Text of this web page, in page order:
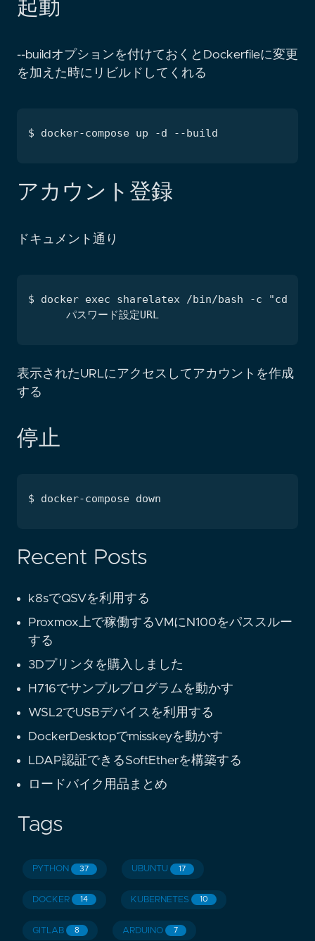
起動
--buildオプションを付けておくとDockerfileに変更
を加えた時にリビルドしてくれる
アカウント登録
ドキュメント通り
表示されたURLにアクセスしてアカウントを作成
する
停止
Recent Posts
k8sでQSVを利用する
Proxmox上で稼働するVMにN100をパススルー
する
3Dプリンタを購入しました
H716でサンプルプログラムを動かす
WSL2でUSBデバイスを利用する
DockerDesktopでmisskeyを動かす
LDAP認証できるSoftEtherを構築する
ロードバイク用品まとめ
Tags
PYTHON 37 UBUNTU 17
DOCKER 14 KUBERNETES 10
GITLAB 8 ARDUINO 7